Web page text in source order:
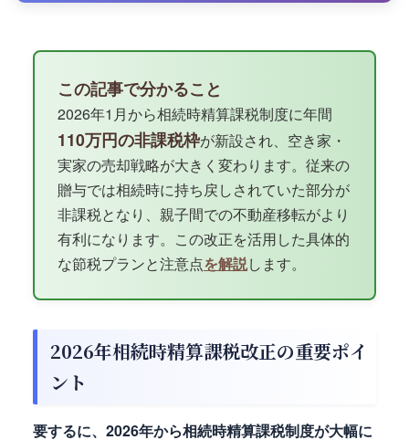
この記事で分かること
2026年1月から相続時精算課税制度に年間
110万円の非課税枠が新設され、空き家・
実家の売却戦略が大きく変わります。従来の
贈与では相続時に持ち戻しされていた部分が
非課税となり、親子間での不動産移転がより
有利になります。この改正を活用した具体的
な節税プランと注意点を解説します。
2026年相続時精算課税改正の重要ポイ
ント
要するに、2026年から相続時精算課税制度が大幅に